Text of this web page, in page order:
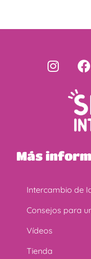
Más
Intercambio de
Consejos para
Vídeos
Tienda